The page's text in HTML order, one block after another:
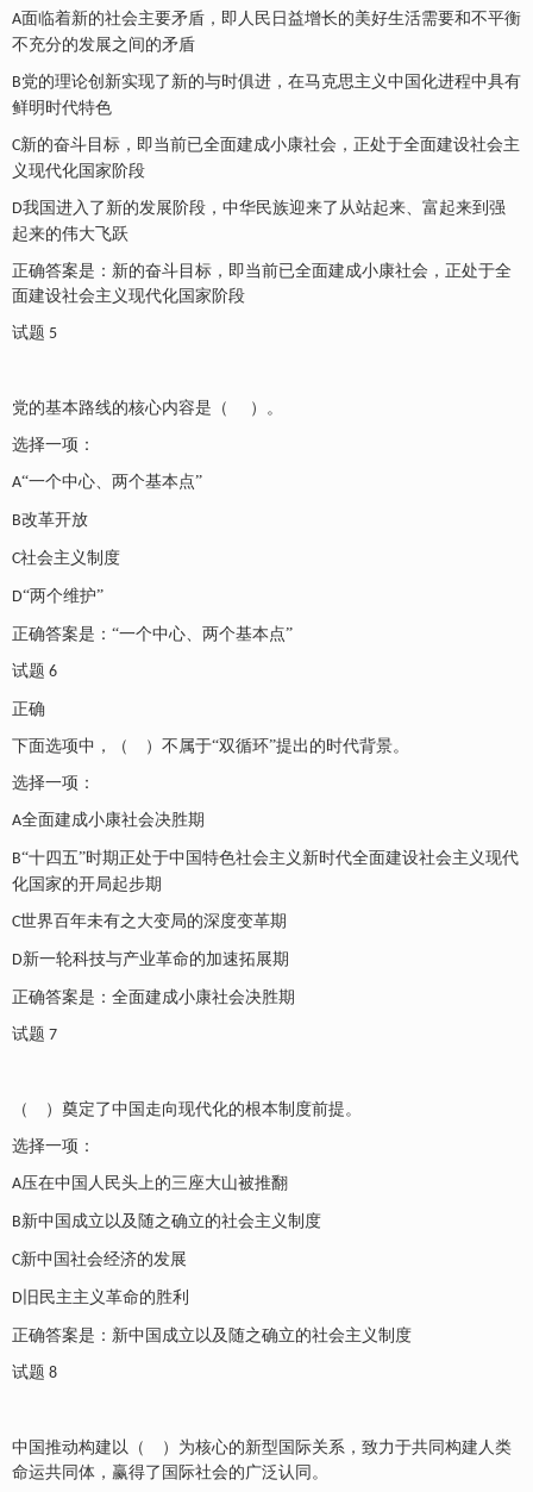
A面临着新的社会主要矛盾，即人民日益增长的美好生活需要和不平衡
不充分的发展之间的矛盾
B党的理论创新实现了新的与时俱进，在马克思主义中国化进程中具有
鲜明时代特色
C新的奋斗目标，即当前已全面建成小康社会，正处于全面建设社会主
义现代化国家阶段
D我国进入了新的发展阶段，中华民族迎来了从站起来、富起来到强
起来的伟大飞跃
正确答案是：新的奋斗目标，即当前已全面建成小康社会，正处于全
面建设社会主义现代化国家阶段
试题 5
党的基本路线的核心内容是（ ）。
选择一项：
A“一个中心、两个基本点”
B改革开放
C社会主义制度
D“两个维护”
正确答案是： “一个中心、两个基本点”
试题 6
正确
下面选项中，（ ）不属于“双循环”提出的时代背景。
选择一项：
A全面建成小康社会决胜期
B“十四五”时期正处于中国特色社会主义新时代全面建设社会主义现代
化国家的开局起步期
C世界百年未有之大变局的深度变革期
D新一轮科技与产业革命的加速拓展期
正确答案是：全面建成小康社会决胜期
试题 7
（ ）奠定了中国走向现代化的根本制度前提。
选择一项：
A压在中国人民头上的三座大山被推翻
B新中国成立以及随之确立的社会主义制度
C新中国社会经济的发展
D 旧民主主义革命的胜利
正确答案是：新中国成立以及随之确立的社会主义制度
试题 8
中国推动构建以（ ）为核心的新型国际关系，致力于共同构建人类
命运共同体，赢得了国际社会的广泛认同。